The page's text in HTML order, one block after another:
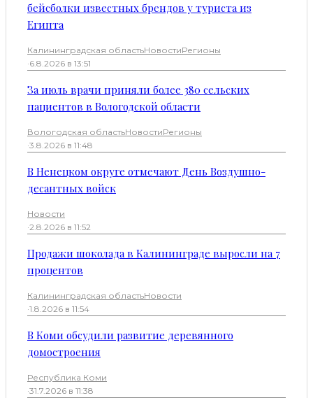
бейсболки известных брендов у туриста из
Египта
Калининградская областьНовостиРегионы
·6.8.2026 в 13:51
За июль врачи приняли более 380 сельских
пациентов в Вологодской области
Вологодская областьНовостиРегионы
·3.8.2026 в 11:48
В Ненецком округе отмечают День Воздушно-
десантных войск
Новости
·2.8.2026 в 11:52
Продажи шоколада в Калининграде выросли на 7
процентов
Калининградская областьНовости
·1.8.2026 в 11:54
В Коми обсудили развитие деревянного
домостроения
Республика Коми
·31.7.2026 в 11:38